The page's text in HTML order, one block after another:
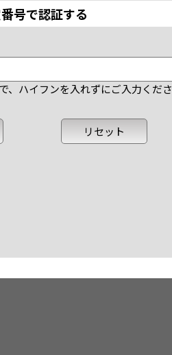
号で認証する
、ハイフンを入れずにご入力くださ